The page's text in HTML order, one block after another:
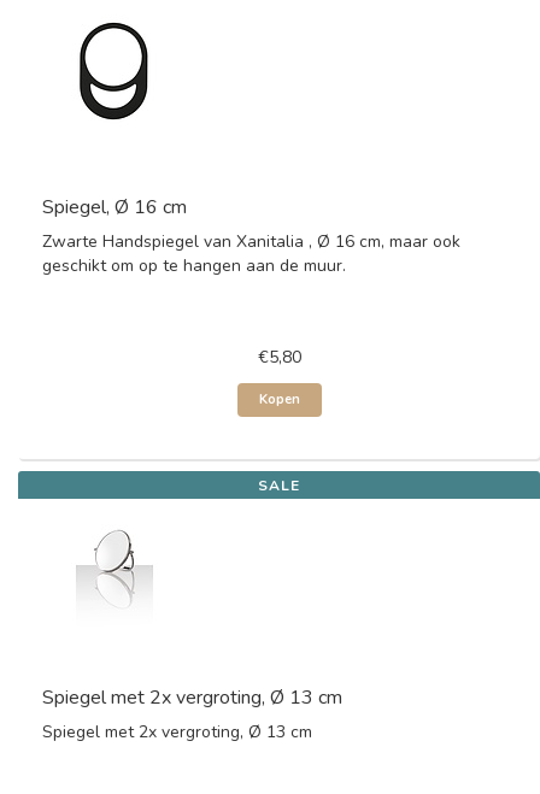
Spiegel, Ø 16 cm
Zwarte Handspiegel van Xanitalia , Ø 16 cm, maar ook
geschikt om op te hangen aan de muur.
€5,80
Kopen
SALE
Spiegel met 2x vergroting, Ø 13 cm
Spiegel met 2x vergroting, Ø 13 cm